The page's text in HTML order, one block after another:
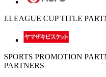
J.LEAGUE CUP TITLE
SPORTS PROMOTION
PARTNERS